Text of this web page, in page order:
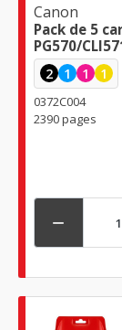
Canon
Pack de 5
PG570/
2 1 1 1
0372C004
2390 pages
